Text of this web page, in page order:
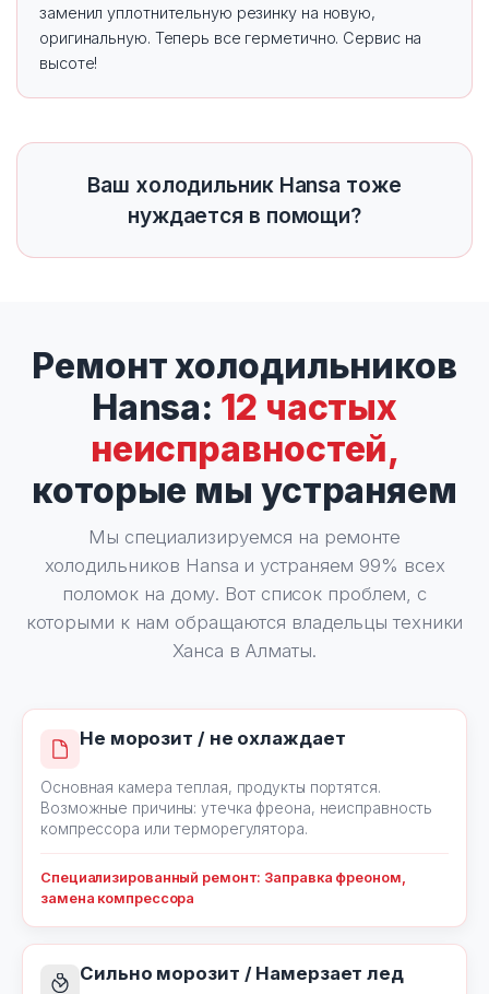
заменил уплотнительную резинку на новую,
оригинальную. Теперь все герметично. Сервис на
высоте!
Ваш холодильник Hansa тоже
нуждается в помощи?
Ремонт холодильников
Hansa: 12 частых
неисправностей,
которые мы устраняем
Мы специализируемся на ремонте
холодильников Hansa и устраняем 99% всех
поломок на дому. Вот список проблем, с
которыми к нам обращаются владельцы техники
Ханса в Алматы.
Не морозит / не охлаждает
Основная камера теплая, продукты портятся.
Возможные причины: утечка фреона, неисправность
компрессора или терморегулятора.
Специализированный ремонт: Заправка фреоном,
замена компрессора
Сильно морозит / Намерзает лед